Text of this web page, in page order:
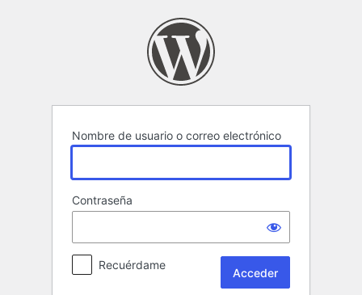
Nombre de usuario o correo electrónico
Contraseña
Recuérdame